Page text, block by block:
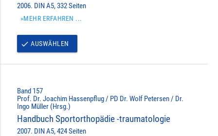
2006. DIN A5, 332 Seiten
»MEHR ERFAHREN ...
done AUSWÄHLEN
Band 157
Prof. Dr. Joachim Hassenpflug / PD Dr. Wolf Petersen / Dr.
Ingo Müller (Hrsg.)
Handbuch Sportorthopädie -traumatologie
2007. DIN A5, 424 Seiten